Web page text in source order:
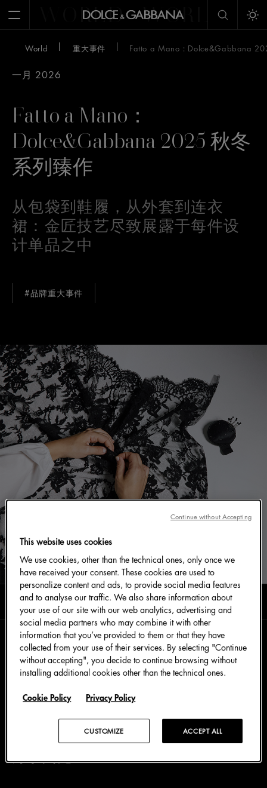
Open MenuWORLD WORLD
World 重大事件 Fatto a Mano：Dolce&Gabbana
一月 2026
Fatto a Mano：
Dolce&Gabbana 2025 秋冬
系列臻作
从包袋到鞋履，从外套到连衣
裙：金匠技艺尽致展露于每件设
计单品之中
#品牌重大事件
一月 2026
阅读时长0分钟
Dolce&Gabbana 的设计臻作精妙融蕴 Fatto a Mano
匠人匠心的品牌核心：精选上乘材质、对廓形的考究、
生命力，全情演绎每处细节。
丹宁夹克
This website uses cookies
We use cookies, other than the technical ones, only once we
have received your consent. These cookies are used to
personalize content and ads, to provide social media features
and to analyse our traffic. We also share information about
your use of our site with our web analytics, advertising and
social media partners who may combine it with other
information that you’ve provided to them or that they have
collected from your use of their services. By selecting "Continue
without accepting", you decide to continue browsing without
installing additional cookies other than the technical ones.
Cookie Policy Privacy Policy
ACCEPT ALL
CUSTOMIZE
Continue without Accepting